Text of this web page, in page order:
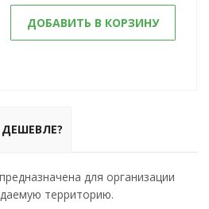
ДОБАВИТЬ В КОРЗИНУ
для организации
территорию.